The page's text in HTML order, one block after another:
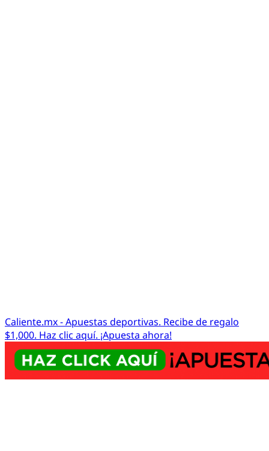
Caliente.mx - Apuestas deportivas. Recibe de regalo
$1,000. Haz clic aquí. ¡Apuesta ahora!